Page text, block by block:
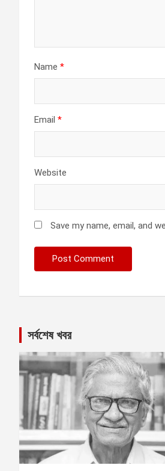
Name *
Email *
Website
Save my name, email, and
সর্বশেষ খবর